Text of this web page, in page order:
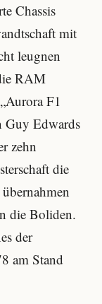
Chassis
mit
leugnen
RAM
F1
Guy Edwards
zehn
die
die Boliden.
der
am Stand